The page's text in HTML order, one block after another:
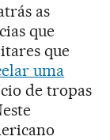
as
que
que
uma
de tropas